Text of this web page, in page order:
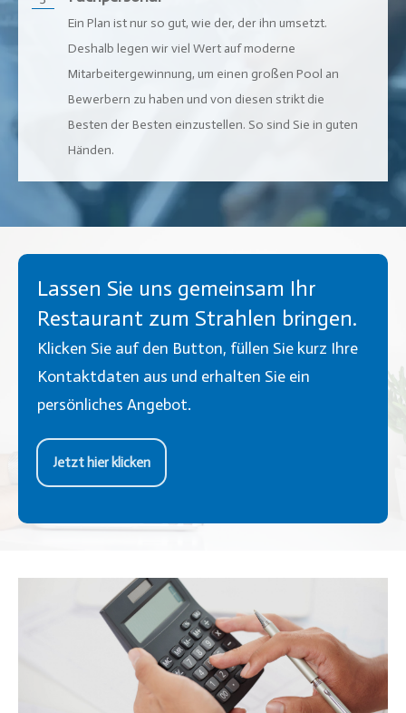
Ein Plan ist nur so gut, wie der, der ihn umsetzt.
Deshalb legen wir viel Wert auf moderne
Mitarbeitergewinnung, um einen großen Pool an
Bewerbern zu haben und von diesen strikt die
Besten der Besten einzustellen. So sind Sie in guten
Händen.
Lassen Sie uns gemeinsam Ihr
Restaurant zum Strahlen bringen.
Klicken Sie auf den Button, füllen Sie kurz Ihre
Kontaktdaten aus und erhalten Sie ein
persönliches Angebot.
Jetzt hier klicken